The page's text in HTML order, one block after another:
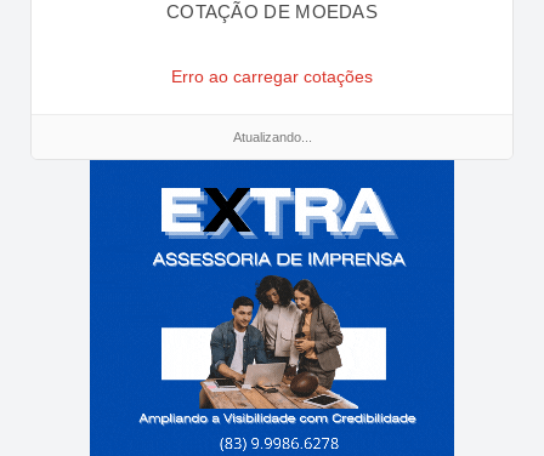
COTAÇÃO DE MOEDAS
Erro ao carregar cotações
Atualizando...